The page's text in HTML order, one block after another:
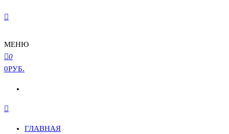
МЕНЮ
0
0РУБ.
ГЛАВНАЯ